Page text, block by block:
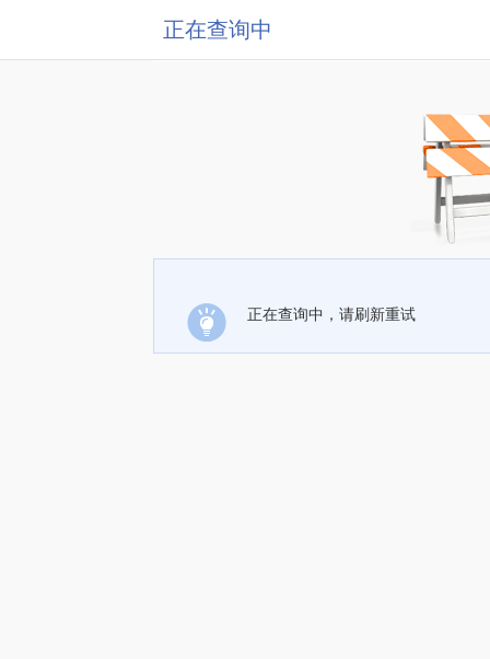
正在查询中
正在查询中，请刷新重试